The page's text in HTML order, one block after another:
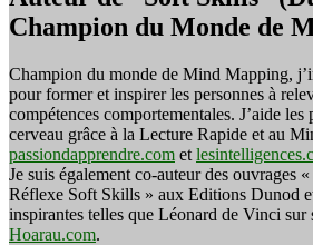
Champion du Monde de
Champion du monde de Mind Mapping,
pour former et inspirer les personnes à
compétences comportementales. J’aide
cerveau grâce à la Lecture Rapide et au
passiondapprendre.com et
Je suis également co-auteur des ouvrages
Réflexe Soft Skills » aux Editions Dunod
inspirantes telles que Léonard de Vinci sur
Hoarau.com.